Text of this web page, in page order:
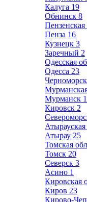
Калуга 19
Обнинск 8
Пензенская
Пенза 16
Кузнецк 3
Заречный 2
Одесская
Одесса 23
Черноморск
Мурманск
Кировск 2
Атырауская
Атырау 25
Томская
Томск 20
Северск 3
Асино 1
Кировская
Киров 23
Кирово-